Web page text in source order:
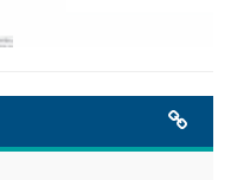
de 2026
VER TODAS NOTÍCIAS